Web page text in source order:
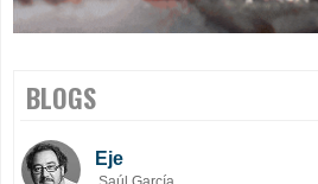
BLOGS
Eje